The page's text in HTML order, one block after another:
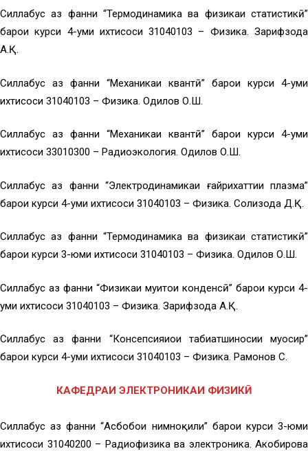
Силлабус аз фанни “Термодинамика ва физикаи статистикӣ”
барои курси 4-уми ихтисоси 31040103 – Физика. Зарифзода
А.Қ.
Силлабус аз фанни “Механикаи квантӣ” барои курси 4-уми
ихтисоси 31040103 – Физика. Одилов О.Ш.
Силлабус аз фанни “Механикаи квантӣ” барои курси 4-уми
ихтисоси 33010300 – Радиоэкология. Одилов О.Ш.
Силлабус аз фанни “Электродинамикаи ғайрихаттии плазма”
барои курси 4-уми ихтисоси 31040103 – Физика. Солиҳзода Д.Қ.
Силлабус аз фанни “Термодинамика ва физикаи статистикӣ”
барои курси 3-юми ихтисоси 31040103 – Физика. Одилов О.Ш.
Силлабус аз фанни “Физикаи муҳитҳои конденсӣ” барои курси 4-
уми ихтисоси 31040103 – Физика. Зарифзода А.Қ.
Силлабус аз фанни “Консепсияиҳои табиатшиносии муосир”
барои курси 4-уми ихтисоси 31040103 – Физика. Раҳмонов С.
КАФЕДРАИ ЭЛЕКТРОНИКАИ ФИЗИКӢ
Силлабус аз фанни “Асбобҳои нимноқили” барои курси 3-юми
ихтисоси 31040200 – Радиофизика ва электроника. Акобирова